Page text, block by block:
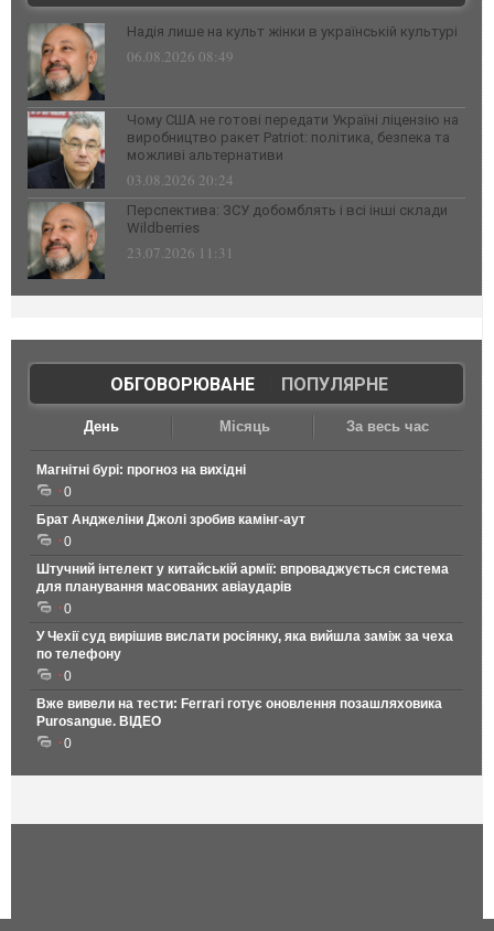
Надія лише на культ жінки в українській культурі
06.08.2026 08:49
Чому США не готові передати Україні ліцензію на
виробництво ракет Patriot: політика, безпека та
можливі альтернативи
03.08.2026 20:24
Перспектива: ЗСУ добомблять і всі інші склади
Wildberries
23.07.2026 11:31
ОБГОВОРЮВАНЕ| ПОПУЛЯРНЕ
День Місяць За весь час
Магнітні бурі: прогноз на вихідні
0
Брат Анджеліни Джолі зробив камінг-аут
0
Штучний інтелект у китайській армії: впроваджується система
для планування масованих авіаударів
0
У Чехії суд вирішив вислати росіянку, яка вийшла заміж за чеха
по телефону
0
Вже вивели на тести: Ferrari готує оновлення позашляховика
Purosangue. ВІДЕО
0